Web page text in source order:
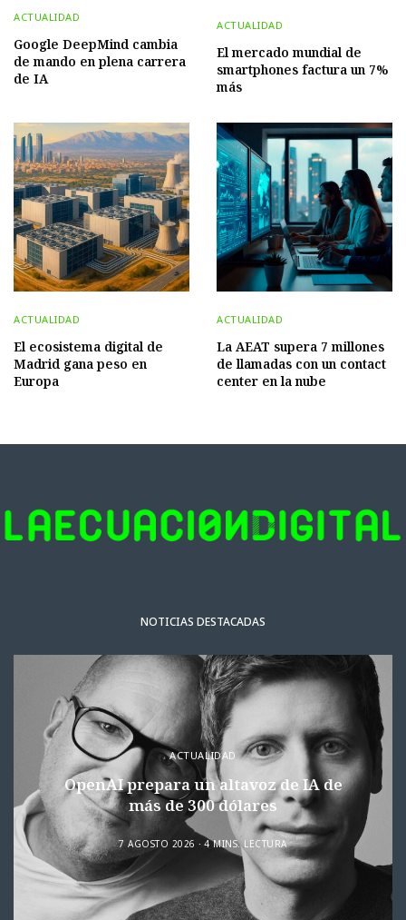
ACTUALIDAD
Google DeepMind cambia
de mando en plena carrera
de IA
ACTUALIDAD
El mercado mundial de
smartphones factura un 7%
más
ACTUALIDAD
El ecosistema digital de
Madrid gana peso en
Europa
ACTUALIDAD
La AEAT supera 7 millones
de llamadas con un contact
center en la nube
NOTICIAS DESTACADAS
ACTUALIDAD
OpenAI prepara un altavoz de IA de
más de 300 dólares
7 AGOSTO 2026 4 MINS. LECTURA